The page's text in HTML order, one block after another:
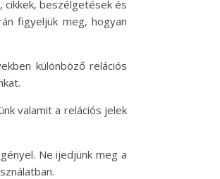
cikkek, beszélgetések és
figyeljük meg, hogyan
különböző relációs
valamit a relációs jelek
Ne ijedjünk meg a